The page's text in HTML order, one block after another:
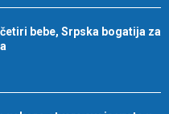
bebe, Srpska bogatija za